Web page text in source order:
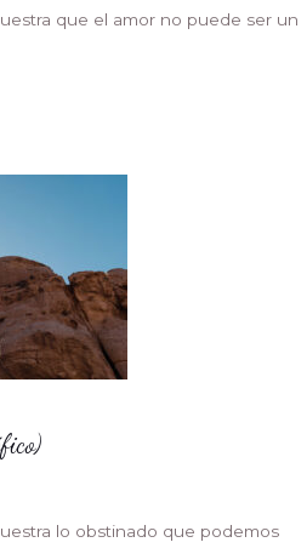
que el amor no puede ser un
lo obstinado que podemos